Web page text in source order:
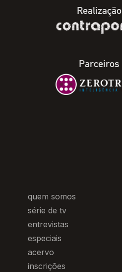
Realização
Parceiros
quem somos
série de tv
entrevistas
especiais
acervo
inscrições